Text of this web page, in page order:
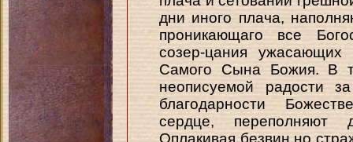
дни иного плача,
проникающаго все
созер-цания
Самого Сына Божия. В
неописуемой радости
благодарности
сердце, переполняют
Оплакивая безвин но